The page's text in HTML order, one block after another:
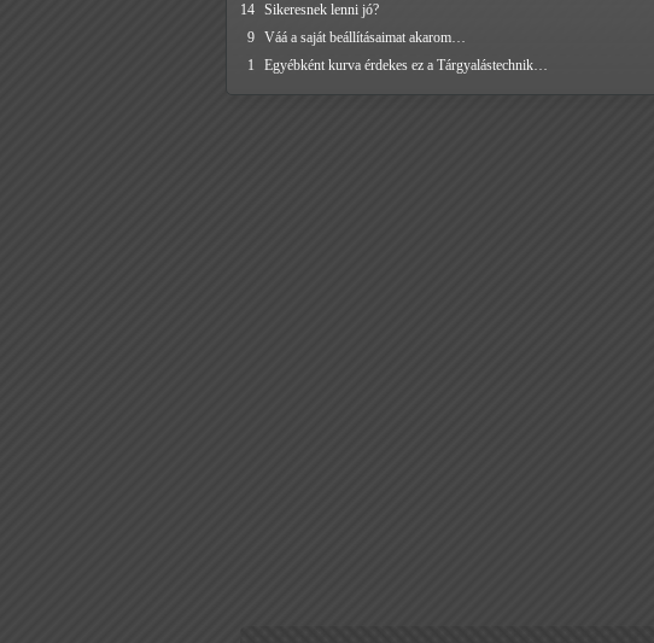
14 Sikeresnek lenni jó?
9 Váá a saját beállításaimat akarom…
1
Egyébként kurva érdekes ez a Tárgyalástechnik…